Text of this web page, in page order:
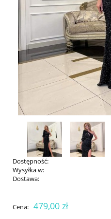
Dostępność:
Wysyłka w:
Dostawa:
Cena nie zawiera
Cena: 479,00 zł